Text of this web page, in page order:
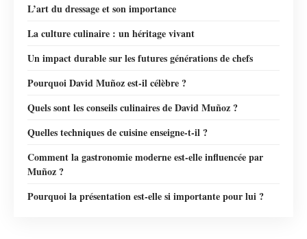
L’art du dressage et son importance
La culture culinaire : un héritage vivant
Un impact durable sur les futures générations de chefs
Pourquoi David Muñoz est-il célèbre ?
Quels sont les conseils culinaires de David Muñoz ?
Quelles techniques de cuisine enseigne-t-il ?
Comment la gastronomie moderne est-elle influencée par
Muñoz ?
Pourquoi la présentation est-elle si importante pour lui ?